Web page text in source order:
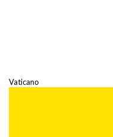
Vaticano